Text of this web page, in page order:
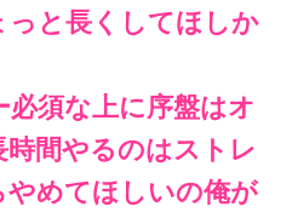
と長くしてほしか
必須な上に序盤はオ
間やるのはストレ
めてほしいの俺が